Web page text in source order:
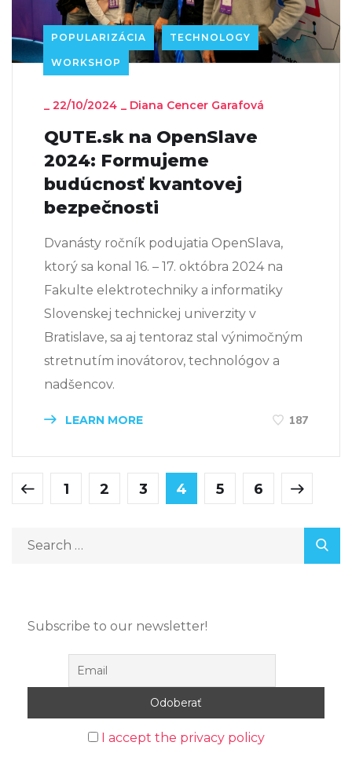
POPULARIZÁCIA TECHNOLOGY
WORKSHOP
_ 22/10/2024 _ Diana Cencer Garafová
QUTE.sk na OpenSlave
2024: Formujeme
budúcnosť kvantovej
bezpečnosti
Dvanásty ročník podujatia OpenSlava,
ktorý sa konal 16. – 17. októbra 2024 na
Fakulte elektrotechniky a informatiky
Slovenskej technickej univerzity v
Bratislave, sa aj tentoraz stal výnimočným
stretnutím inovátorov, technológov a
nadšencov.
LEARN MORE 187
1 2 3 4 5 6
Subscribe to our newsletter!
I accept the privacy policy